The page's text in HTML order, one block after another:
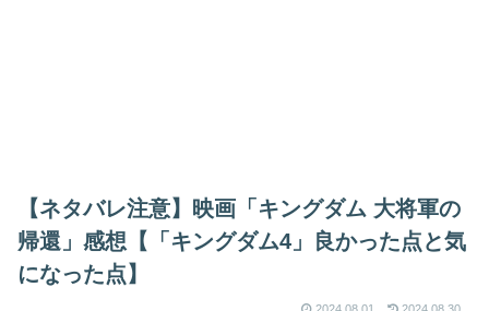
【ネタバレ注意】映画「キングダム 大将軍の
帰還」感想【「キングダム4」良かった点と気
になった点】
2024.08.01 2024.08.30